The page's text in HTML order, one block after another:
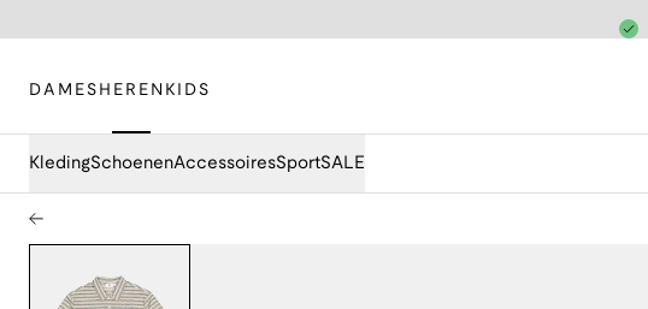
DAMES HEREN KIDS
KledingSchoenenAccessoiresSportSALE